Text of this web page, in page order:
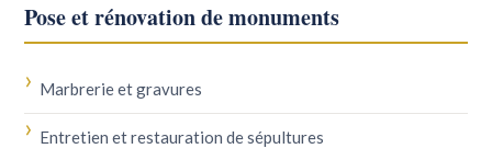
Pose et rénovation de monuments
Marbrerie et gravures
Entretien et restauration de sépultures